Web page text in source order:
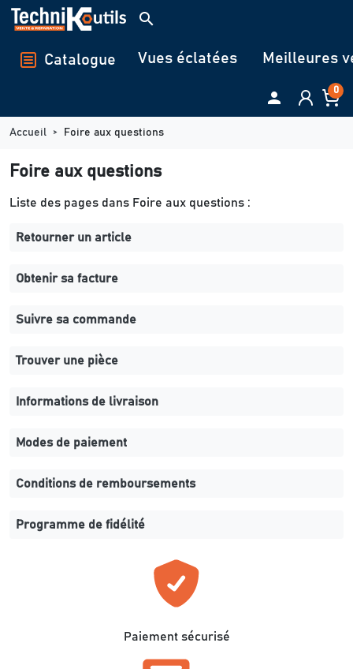
Panneau de gestion des cookies
search
Catalogue Vues éclatées Meilleures
 0
Accueil Foire aux questions
Foire aux questions
Liste des pages dans Foire aux questions :
Retourner un article
Obtenir sa facture
Suivre sa commande
Trouver une pièce
Informations de livraison
Modes de paiement
Conditions de remboursements
Programme de fidélité
Paiement sécurisé